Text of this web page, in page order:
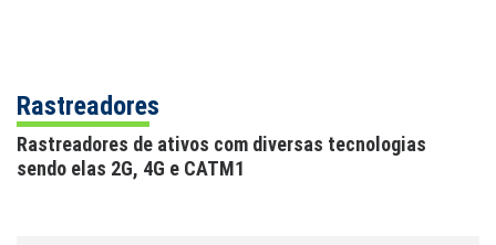
Rastreadores
Rastreadores de ativos com diversas tecnologias
sendo elas 2G, 4G e CATM1